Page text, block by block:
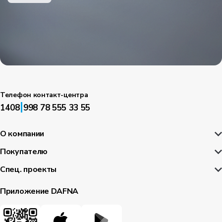
Телефон контакт-центра
1408|998 78 555 33 55
О компании
Покупателю
Спец. проекты
Приложение DAFNA